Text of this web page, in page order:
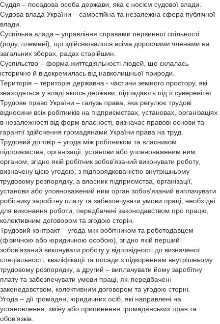
Суддя – посадова особа держави, яка є носієм судової влади.
Судова влада України – самостійна та незалежна сфера публічної
влади.
Суспільна влада – управління справами первинної спільності
(роду, племені), що здійснювалося всіма дорослими членами на
загальних зборах, радах старійшин.
Суспільство – форма життєдіяльності людей, що склалась
історично й відокремилась від навколишньої природи.
Територія – територія державна - частини земного простору, які
знаходяться у владі якоїсь держави, підпадають під її суверенітет.
Трудове право України – галузь права, яка регулює трудові
відносини всіх робітників на підприємствах, установах, організаціях
в незалежності від форм власності, визначає правові основи та
гарантії здійснення громадянами України права на труд.
Трудовий договір – угода між робітником та власником
підприємства, організації, установи або уповноваженим ним
органом, згідно якій робітник зобов’язаний виконувати роботу,
визначену цією угодою, з підпорядкованістю внутрішньому
трудовому розпорядку, а власник підприємства, організації,
установи або уповноважений ним орган зобов’язаний виплачувати
робітнику заробітну плату та забезпечувати умови праці, необхідні
для виконання роботи, передбачені законодавством про працю,
колективним договором та згодою сторін.
Трудовий контракт – угода між робітником та роботодавцем
(фізичною або юридичною особою), згідно якій перший
зобов’язаний виконувати роботу у відповідності до визначеної
спеціальності, кваліфікації та посади з підкоренням внутрішньому
трудовому розпорядку, а другий – виплачувати йому заробітну
плату та забезпечувати умови праці, які передбачені
законодавством, колективним договором та угодою сторні.
Угода – дії громадян, юридичних осіб, які направлені на
установлення, зміну або припинення громадянських прав та
обов’язків.